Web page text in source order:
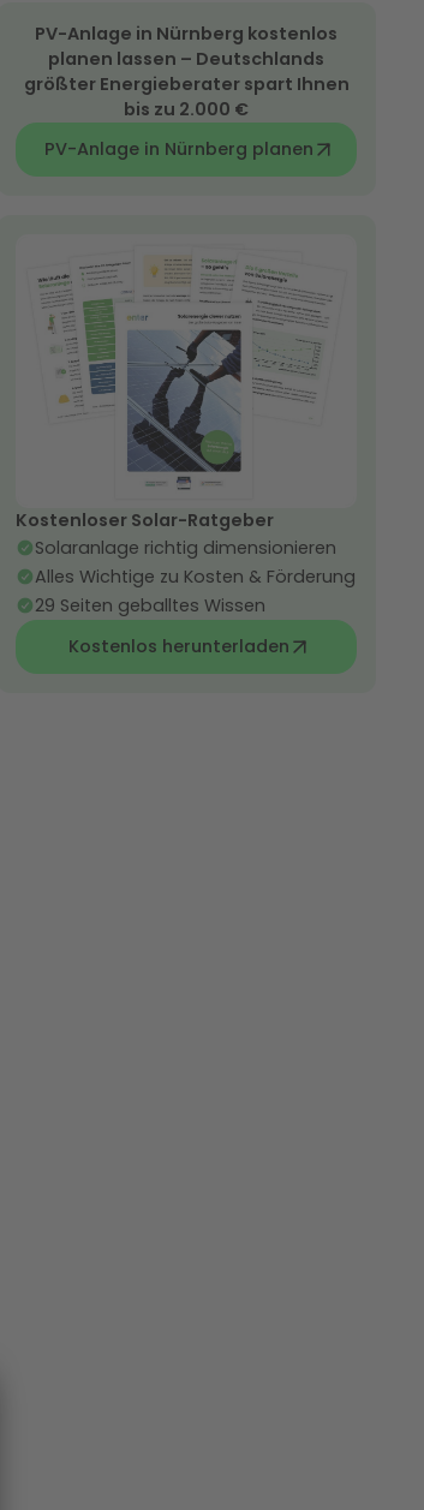
PV-Anlage in Nürnberg kostenlos
planen lassen – Deutschlands
größter Energieberater spart Ihnen
bis zu 2.000 €
PV-Anlage in Nürnberg planen
Kostenloser Solar-Ratgeber
Solaranlage richtig dimensionieren
Alles Wichtige zu Kosten & Förderung
29 Seiten geballtes Wissen
Kostenlos herunterladen